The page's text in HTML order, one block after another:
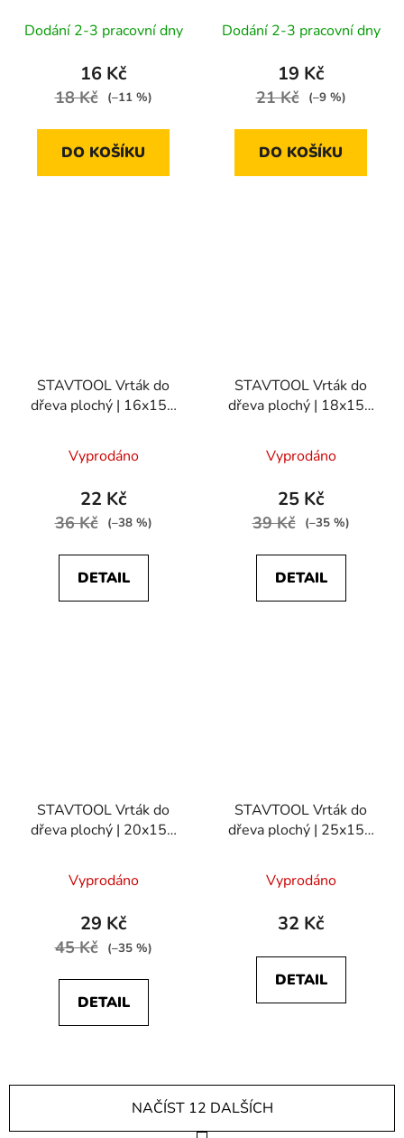
Dodání 2-3 pracovní dny
16 Kč
18 Kč (–11 %)
DO KOŠÍKU
Dodání 2-3 pracovní dny
19 Kč
21 Kč (–9 %)
DO KOŠÍKU
STAVTOOL Vrták do
dřeva plochý | 16x150
Vyprodáno
22 Kč
36 Kč (–38 %)
DETAIL
STAVTOOL Vrták do
dřeva plochý | 18x150
Vyprodáno
25 Kč
39 Kč (–35 %)
DETAIL
STAVTOOL Vrták do
dřeva plochý | 20x150
Vyprodáno
29 Kč
45 Kč (–35 %)
DETAIL
STAVTOOL Vrták do
dřeva plochý | 25x150
Vyprodáno
32 Kč
DETAIL
NAČÍST 12 DALŠÍCH